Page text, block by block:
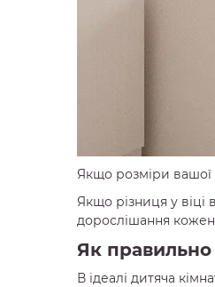
Якщо розміри вашої
Якщо різниця у віці
дорослішання кожен
Як правильно
В ідеалі дитяча